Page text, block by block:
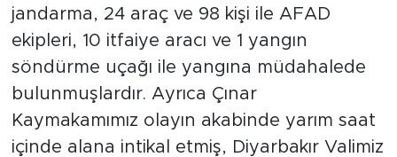
jandarma, 24 araç ve 98 kişi ile AFAD
ekipleri, 10 itfaiye aracı ve 1 yangın
söndürme uçağı ile yangına müdahalede
bulunmuşlardır. Ayrıca Çınar
Kaymakamımız olayın akabinde yarım saat
içinde alana intikal etmiş, Diyarbakır Valimiz